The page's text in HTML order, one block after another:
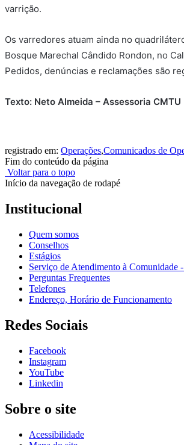
varrição.
Os varredores atuam ainda no
Bosque Marechal Cândido Rondon, no
Pedidos, denúncias e reclamações são
Texto: Neto Almeida – Assessoria CMTU
registrado em: Operações,Comunicados de
Fim do conteúdo da página
Voltar para o topo
Início da navegação de rodapé
Institucional
Quem somos
Conselhos
Estágios
Serviço de Atendimento à Comunidade
Perguntas Frequentes
Telefones
Endereço, Horário de Funcionamento
Redes Sociais
Facebook
Instagram
YouTube
Linkedin
Sobre o site
Acessibilidade